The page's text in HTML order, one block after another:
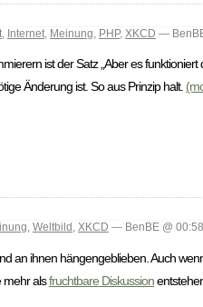
, Internet, Meinung, PHP, XKCD —
ist der Satz „Aber es
Änderung ist. So aus Prinzip halt.
, Weltbild , XKCD — BenBE @
an ihnen hängengeblieben. Auch
mehr alsfruchtbare Diskussion